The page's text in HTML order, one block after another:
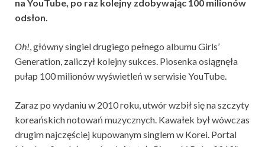
na YouTube, po raz kolejny zdobywając 100 milionów
odsłon.
Oh!, główny singiel drugiego pełnego albumu Girls’
Generation, zaliczył kolejny sukces. Piosenka osiągnęła
pułap 100 milionów wyświetleń w serwisie YouTube.
Zaraz po wydaniu w 2010 roku, utwór wzbił się na szczyty
koreańskich notowań muzycznych. Kawałek był wówczas
drugim najczęściej kupowanym singlem w Korei. Portal